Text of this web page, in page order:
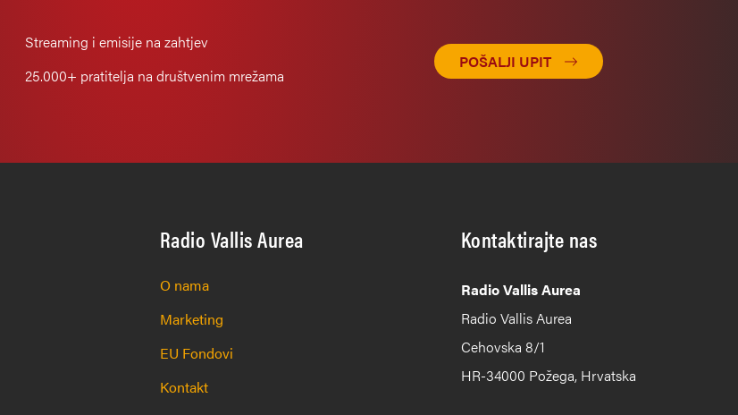
Streaming i emisije na zahtjev
25.000+ pratitelja na društvenim mrežama
POŠALJI UPIT
Radio Vallis Aurea
O nama
Marketing
EU Fondovi
Kontakt
Kontaktirajte nas
Radio Vallis Aurea
Radio Vallis Aurea
Cehovska 8/1
HR-34000 Požega, Hrvatska